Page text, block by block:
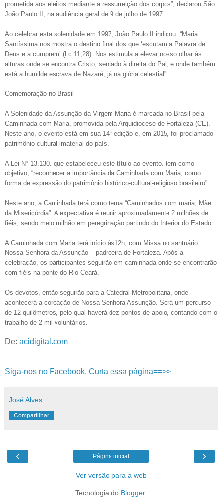
prometida aos eleitos mediante a ressurreição dos corpos”, declarou São
João Paulo II, na audiência geral de 9 de julho de 1997.
Ao celebrar esta solenidade em 1997, João Paulo II indicou: “Maria
Santíssima nos mostra o destino final dos que ‘escutam a Palavra de
Deus e a cumprem’ (Lc 11,28). Nos estimula a elevar nosso olhar às
alturas onde se encontra Cristo, sentado à direita do Pai, e onde também
está a humilde escrava de Nazaré, já na glória celestial”.
Comemoração no Brasil
A Solenidade da Assunção da Virgem Maria é marcada no Brasil pela
Caminhada com Maria, promovida pela Arquidiocese de Fortaleza (CE).
Neste ano, o evento está em sua 14ª edição e, em 2015, foi proclamado
patrimônio cultural imaterial do país.
A Lei Nº 13.130, que estabeleceu este título ao evento, tem como
objetivo, “reconhecer a importância da Caminhada com Maria, como
forma de expressão do patrimônio histórico-cultural-religioso brasileiro”.
Neste ano, a Caminhada terá como tema “Caminhados com maria, Mãe
da Misericórdia”. A expectativa é reunir aproximadamente 2 milhões de
fiéis, sendo meio milhão em peregrinação partindo do Interior do Estado.
A Caminhada com Maria terá início às12h, com Missa no santuário
Nossa Senhora da Assunção – padroeira de Fortaleza. Após a
celebração, os participantes seguirão em caminhada onde se encontrarão
com fiéis na ponte do Rio Ceará.
Os devotos, então seguirão para a Catedral Metropolitana, onde
acontecerá a coroação de Nossa Senhora Assunção. Será um percurso
de 12 quilômetros, pelo qual haverá dez pontos de apoio, contando com o
trabalho de 2 mil voluntários.
De: acidigital.com
Siga-nos no Facebook. Curta essa página==>>
José Alves
Compartilhar
‹ ›
Página inicial
Ver versão para a web
Tecnologia do Blogger.